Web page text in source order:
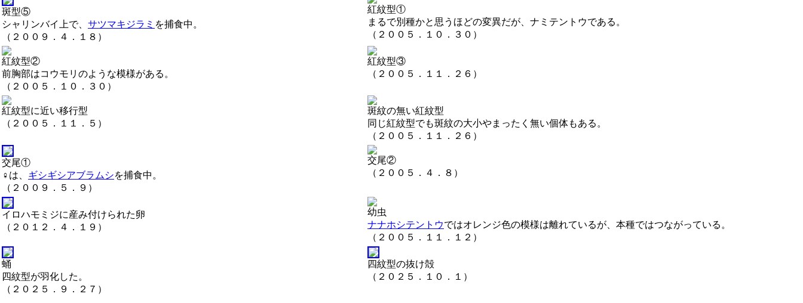
斑型⑤
シャリンバイ上で、 サツマキジラミ を捕食中。
（２００９．４．１８）
紅紋型①
まるで別種かと思うほどの変異だが、ナミテントウである。
（２００５．１０．３０）
紅紋型②
前胸部はコウモリのような模様がある。
（２００５．１０．３０）
紅紋型③
（２００５．１１．２６）
紅紋型に近い移行型
（２００５．１１．５）
斑紋の無い紅紋型
同じ紅紋型でも斑紋の大小やまったく無い個体もある。
（２００５．１１．２６）
交尾①
♀は、 ギシギシアブラムシを捕食中。
（２００９．５．９）
交尾②
（２００５．４．８）
イロハモミジに産み付けられた卵
（２０１２．４．１９）
幼虫
ナナホシテントウではオレンジ色の模様は離れているが、本種ではつながっている。
（２００５．１１．１２）
蛹
四紋型が羽化した。
（２０２５．９．２７）
四紋型の抜け殻
（２０２５．１０．１）